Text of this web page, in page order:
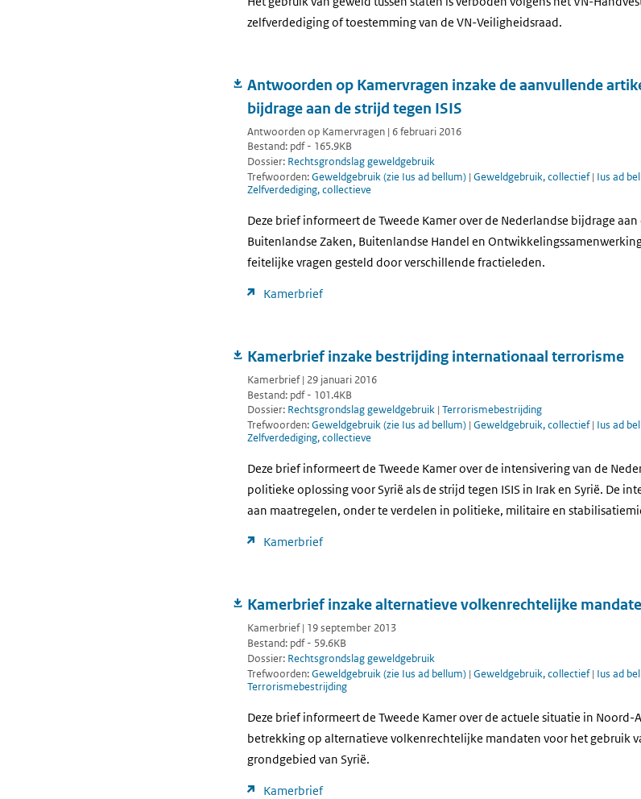
zelfverdediging of toestemming van de VN-Veiligheidsraad.
Antwoorden op Kamervragen inzake de aanvullende
bijdrage aan de strijd tegen ISIS
Antwoorden op Kamervragen | 6 februari 2016
Bestand: pdf - 165.9KB
Dossier: Rechtsgrondslag geweldgebruik
Trefwoorden:Geweldgebruik (zie Ius ad bellum) | Geweldgebruik, collectief| Ius ad
Zelfverdediging, collectieve
Deze brief informeert de Tweede Kamer over de Nederlandse bijdrage
Buitenlandse Zaken, Buitenlandse Handel en
feitelijke vragen gesteld door verschillende fractieleden.
Kamerbrief
Kamerbrief inzake bestrijding internationaal terrorisme
Kamerbrief | 29 januari 2016
Bestand: pdf - 101.4KB
Dossier: Rechtsgrondslag geweldgebruik | Terrorismebestrijding
Trefwoorden:Geweldgebruik (zie Ius ad bellum) | Geweldgebruik, collectief| Ius ad
Zelfverdediging, collectieve
Deze brief informeert de Tweede Kamer over de intensivering van de
politieke oplossing voor Syrië als de strijd tegen ISIS in Irak en Syrië. De
aan maatregelen, onder te verdelen in politieke, militaire en
Kamerbrief
Kamerbrief inzake alternatieve volkenrechtelijke
Kamerbrief | 19 september 2013
Bestand: pdf - 59.6KB
Dossier: Rechtsgrondslag geweldgebruik
Trefwoorden:Geweldgebruik (zie Ius ad bellum) | Geweldgebruik, collectief| Ius ad
Terrorismebestrijding
Deze brief informeert de Tweede Kamer over de actuele situatie in
betrekking op alternatieve volkenrechtelijke mandaten voor het gebruik
grondgebied van Syrië.
Kamerbrief